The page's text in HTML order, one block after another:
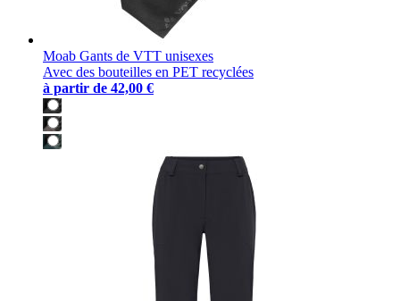
Moab Gants de VTT unisexes
Avec des bouteilles en PET recyclées
à partir de 42,00 €